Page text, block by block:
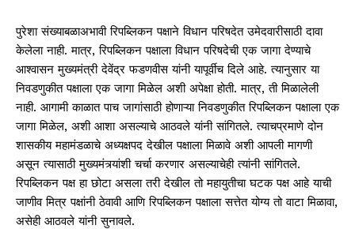
पुरेशा संख्याबळाअभावी रिपब्लिकन पक्षाने विधान परिषदेत उमेदवारीसाठी दावा
केलेला नाही. मात्र, रिपब्लिकन पक्षाला विधान परिषदेची एक जागा देण्याचे
आश्वासन मुख्यमंत्री देवेंद्र फडणवीस यांनी यापूर्वीच दिले आहे. त्यानुसार या
निवडणुकीत पक्षाला एक जागा मिळेल अशी अपेक्षा होती. मात्र, ती मिळालेली
नाही. आगामी काळात पाच जागांसाठी होणाऱ्या निवडणुकीत रिपब्लिकन पक्षाला एक
जागा मिळेल, अशी आशा असल्याचे आठवले यांनी सांगितले. त्याचप्रमाणे दोन
शासकीय महामंडळाचे अध्यक्षपद देखील पक्षाला मिळावे अशी आपली मागणी
असून त्यासाठी मुख्यमंत्र्यांशी चर्चा करणार असल्याचेही त्यांनी सांगितले.
रिपब्लिकन पक्ष हा छोटा असला तरी देखील तो महायुतीचा घटक पक्ष आहे याची
जाणीव मित्र पक्षांनी ठेवावी आणि रिपब्लिकन पक्षाला सत्तेत योग्य तो वाटा मिळावा,
असेही आठवले यांनी सुनावले.